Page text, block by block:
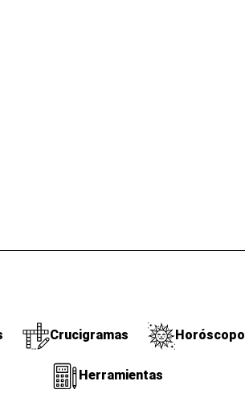
Crucigramas Horóscopo
Herramientas